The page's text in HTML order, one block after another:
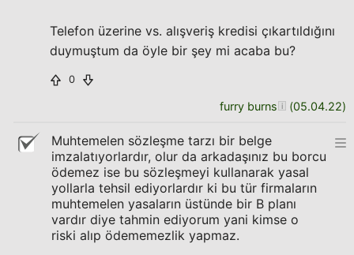
Telefon üzerine vs. alışveriş kredisi çıkartıldığını
duymuştum da öyle bir şey mi acaba bu?
0
furry burns (05.04.22)
Muhtemelen sözleşme tarzı bir belge
imzalatıyorlardır, olur da arkadaşınız bu borcu
ödemez ise bu sözleşmeyi kullanarak yasal
yollarla tehsil ediyorlardır ki bu tür firmaların
muhtemelen yasaların üstünde bir B planı
vardır diye tahmin ediyorum yani kimse o
riski alıp ödememezlik yapmaz.